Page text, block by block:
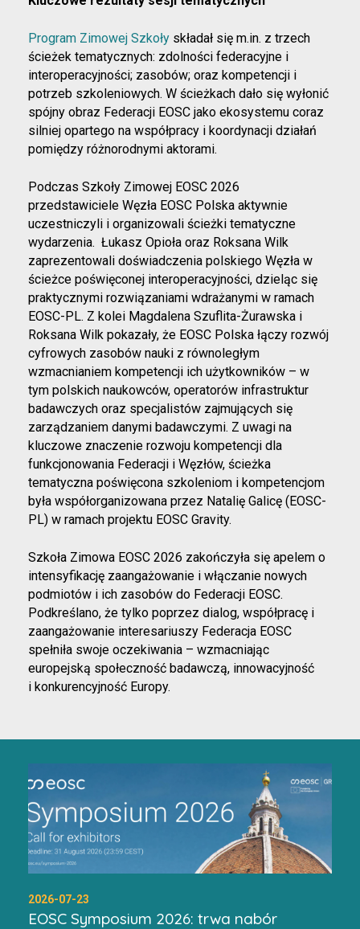
Program Zimowej Szkoły składał się m.in. z trzech
ścieżek tematycznych: zdolności federacyjne i
interoperacyjności; zasobów; oraz kompetencji i
potrzeb szkoleniowych. W ścieżkach dało się wyłonić
spójny obraz Federacji EOSC jako ekosystemu coraz
silniej opartego na współpracy i koordynacji działań
pomiędzy różnorodnymi aktorami.
Podczas Szkoły Zimowej EOSC 2026
przedstawiciele Węzła EOSC Polska aktywnie
uczestniczyli i organizowali ścieżki tematyczne
wydarzenia. Łukasz Opioła oraz Roksana Wilk
zaprezentowali doświadczenia polskiego Węzła w
ścieżce poświęconej interoperacyjności, dzieląc się
praktycznymi rozwiązaniami wdrażanymi w ramach
EOSC-PL. Z kolei Magdalena Szuflita-Żurawska i
Roksana Wilk pokazały, że EOSC Polska łączy rozwój
cyfrowych zasobów nauki z równoległym
wzmacnianiem kompetencji ich użytkowników – w
tym polskich naukowców, operatorów infrastruktur
badawczych oraz specjalistów zajmujących się
zarządzaniem danymi badawczymi. Z uwagi na
kluczowe znaczenie rozwoju kompetencji dla
funkcjonowania Federacji i Węzłów, ścieżka
tematyczna poświęcona szkoleniom i kompetencjom
była współorganizowana przez Natalię Galicę (EOSC-
PL) w ramach projektu EOSC Gravity.
Szkoła Zimowa EOSC 2026 zakończyła się apelem o
intensyfikację zaangażowanie i włączanie nowych
podmiotów i ich zasobów do Federacji EOSC.
Podkreślano, że tylko poprzez dialog, współpracę i
zaangażowanie interesariuszy Federacja EOSC
spełniła swoje oczekiwania – wzmacniając
europejską społeczność badawczą, innowacyjność
i konkurencyjność Europy.
2026-07-23
EOSC Symposium 2026: trwa nabór